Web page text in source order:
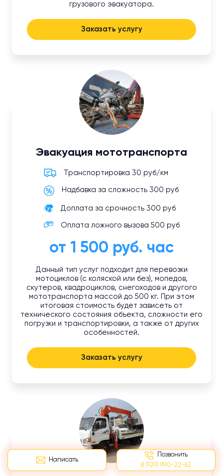
Написать
Позвонить
8 (929) 990-22-62
грузового эвакуатора.
Заказать услугу
Эвакуация мототранспорта
Транспортировка 30 руб/км
Надбавка за сложность 300 руб
Доплата за срочность 300 руб
Оплата ложного вызова 500 руб
от 1 500 руб. час
Данный тип услуг подходит для перевозки
мотоциклов (с коляской или без), мопедов,
скутеров, квадроциклов, снегоходов и другого
мототранспорта массой до 500 кг. При этом
итоговая стоимость будет зависеть от
технического состояния объекта, сложности его
погрузки и транспортировки, а также от других
особенностей.
Заказать услугу